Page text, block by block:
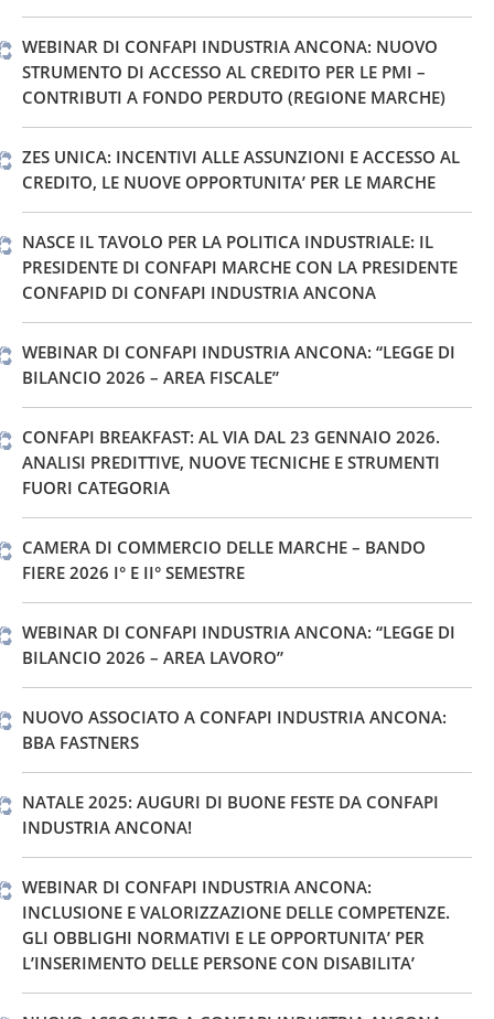
WEBINAR DI CONFAPI INDUSTRIA ANCONA: NUOVO
STRUMENTO DI ACCESSO AL CREDITO PER LE PMI –
CONTRIBUTI A FONDO PERDUTO (REGIONE MARCHE)
ZES UNICA: INCENTIVI ALLE ASSUNZIONI E ACCESSO AL
CREDITO, LE NUOVE OPPORTUNITA’ PER LE MARCHE
NASCE IL TAVOLO PER LA POLITICA INDUSTRIALE: IL
PRESIDENTE DI CONFAPI MARCHE CON LA PRESIDENTE
CONFAPID DI CONFAPI INDUSTRIA ANCONA
WEBINAR DI CONFAPI INDUSTRIA ANCONA: “LEGGE DI
BILANCIO 2026 – AREA FISCALE”
CONFAPI BREAKFAST: AL VIA DAL 23 GENNAIO 2026.
ANALISI PREDITTIVE, NUOVE TECNICHE E STRUMENTI
FUORI CATEGORIA
CAMERA DI COMMERCIO DELLE MARCHE – BANDO
FIERE 2026 I° E II° SEMESTRE
WEBINAR DI CONFAPI INDUSTRIA ANCONA: “LEGGE DI
BILANCIO 2026 – AREA LAVORO”
NUOVO ASSOCIATO A CONFAPI INDUSTRIA ANCONA:
BBA FASTNERS
NATALE 2025: AUGURI DI BUONE FESTE DA CONFAPI
INDUSTRIA ANCONA!
WEBINAR DI CONFAPI INDUSTRIA ANCONA:
INCLUSIONE E VALORIZZAZIONE DELLE COMPETENZE.
GLI OBBLIGHI NORMATIVI E LE OPPORTUNITA’ PER
L’INSERIMENTO DELLE PERSONE CON DISABILITA’